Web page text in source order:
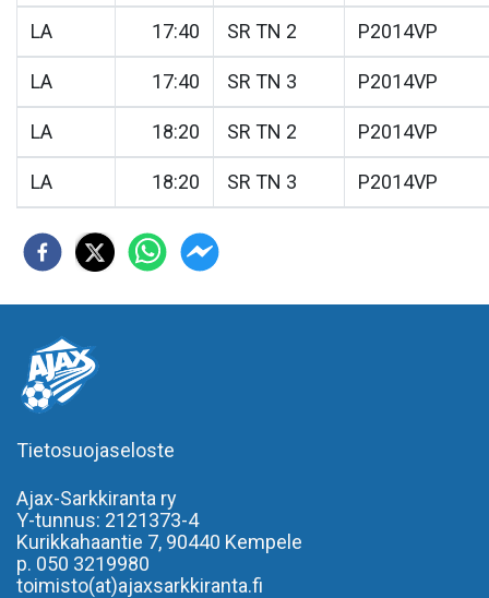
LA 17:40 SR TN 2 P2014VP
LA 17:40 SR TN 3 P2014VP
LA 18:20 SR TN 2 P2014VP
LA 18:20 SR TN 3 P2014VP
Tietosuojaseloste
Ajax-Sarkkiranta ry
Y-tunnus: 2121373-4
Kurikkahaantie 7, 90440 Kempele
p. 050 3219980
toimisto(at)ajaxsarkkiranta.fi